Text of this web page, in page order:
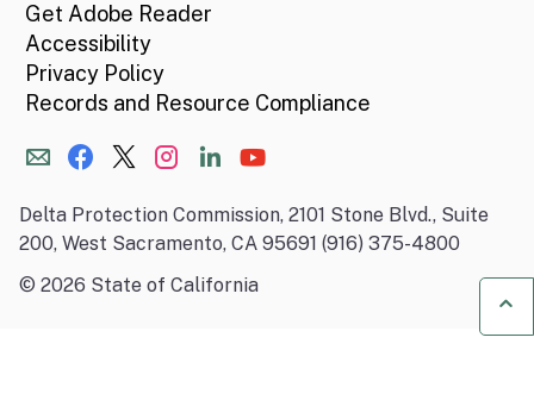
Get Adobe Reader
Accessibility
Privacy Policy
Records and Resource Compliance
Delta Protection Commission, 2101 Stone Blvd., Suite
200, West Sacramento, CA 95691 (916) 375-4800
© 2026 State of California